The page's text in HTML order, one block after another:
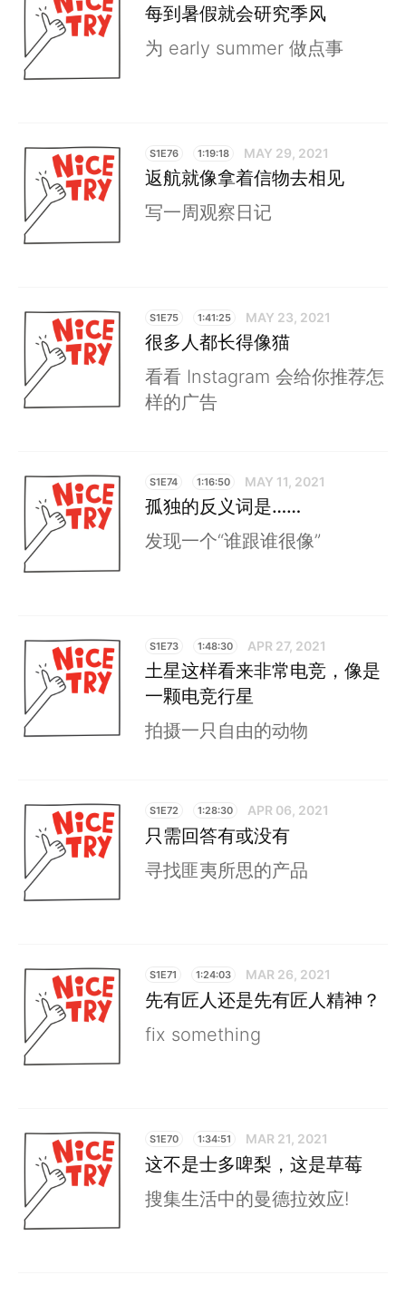
每到暑假就会研究季风
为 early summer 做点事
S1E76 1:19:18 MAY 29, 2021
返航就像拿着信物去相见
写一周观察日记
S1E75 1:41:25 MAY 23, 2021
很多人都长得像猫
看看 Instagram 会给你推荐怎
样的广告
S1E74 1:16:50 MAY 11, 2021
孤独的反义词是……
发现一个“谁跟谁很像”
S1E73 1:48:30 APR 27, 2021
土星这样看来非常电竞，像是
一颗电竞行星
拍摄一只自由的动物
S1E72 1:28:30 APR 06, 2021
只需回答有或没有
寻找匪夷所思的产品
S1E71 1:24:03 MAR 26, 2021
先有匠人还是先有匠人精神？
fix something
S1E70 1:34:51 MAR 21, 2021
这不是士多啤梨，这是草莓
搜集生活中的曼德拉效应!